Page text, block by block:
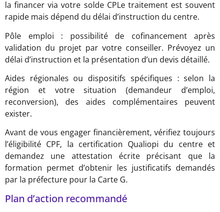
la financer via votre solde CPLe traitement est souvent
rapide mais dépend du délai d’instruction du centre.
Pôle emploi : possibilité de cofinancement après
validation du projet par votre conseiller. Prévoyez un
délai d’instruction et la présentation d’un devis détaillé.
Aides régionales ou dispositifs spécifiques : selon la
région et votre situation (demandeur d’emploi,
reconversion), des aides complémentaires peuvent
exister.
Avant de vous engager financièrement, vérifiez toujours
l’éligibilité CPF, la certification Qualiopi du centre et
demandez une attestation écrite précisant que la
formation permet d’obtenir les justificatifs demandés
par la préfecture pour la Carte G.
Plan d’action recommandé